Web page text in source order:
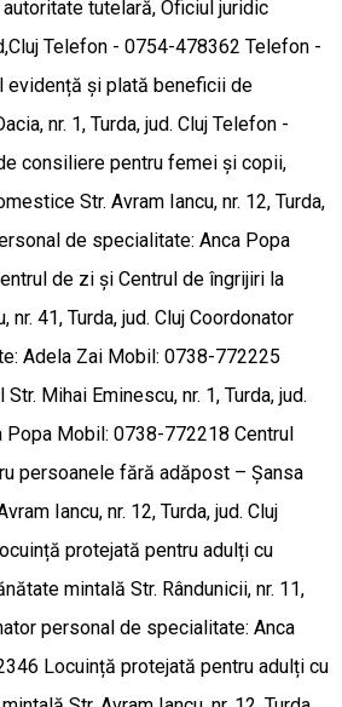
tutelară, Oficiul juridic
Telefon - 0754-478362 Telefon -
evidență și plată beneficii de
nr. 1, Turda, jud. Cluj Telefon -
consiliere pentru femei și copii,
Str. Avram Iancu, nr. 12, Turda,
de specialitate: Anca Popa
de zi și Centrul de îngrijiri la
nr. 41, Turda, jud. Cluj Coordonator
Adela Zai Mobil: 0738-772225
Mihai Eminescu, nr. 1, Turda, jud.
Popa Mobil: 0738-772218 Centrul
persoanele fără adăpost – Șansa
Iancu, nr. 12, Turda, jud. Cluj
protejată pentru adulți cu
mintală Str. Rândunicii, nr. 11,
personal de specialitate: Anca
Locuință protejată pentru adulți cu